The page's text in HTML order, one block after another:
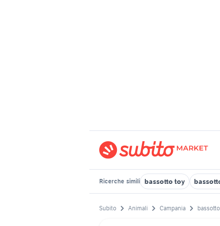
Ricerche simili bassotto toy
Subito Animali Campania bassotto